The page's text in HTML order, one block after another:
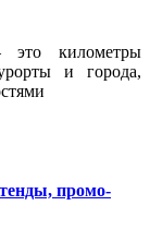
это километры
и города,
промо-